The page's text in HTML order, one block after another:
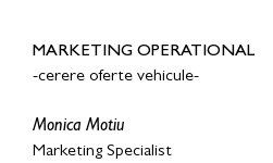
MARKETING OPERATIONAL
-cerere oferte vehicule-
Monica Motiu
Marketing Specialist